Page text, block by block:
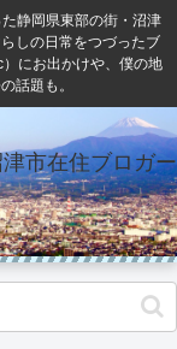
静岡県東部の街・沼津
しの日常をつづったブ
にお出かけや、僕の地
話題も。
市在住ブロガー